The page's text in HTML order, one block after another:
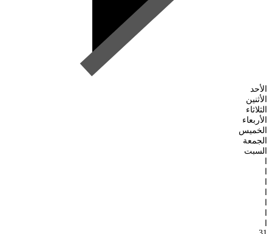
الأحد
الأثنين
الثلاثاء
الأربعاء
الخميس
الجمعة
السبت